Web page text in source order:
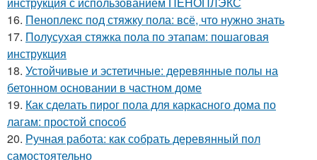
16. Пеноплекс под стяжку пола: всё, что нужно знать
17. Полусухая стяжка пола по этапам: пошаговая
инструкция
18. Устойчивые и эстетичные: деревянные полы на
бетонном основании в частном доме
19. Как сделать пирог пола для каркасного дома по
лагам: простой способ
20. Ручная работа: как собрать деревянный пол
самостоятельно